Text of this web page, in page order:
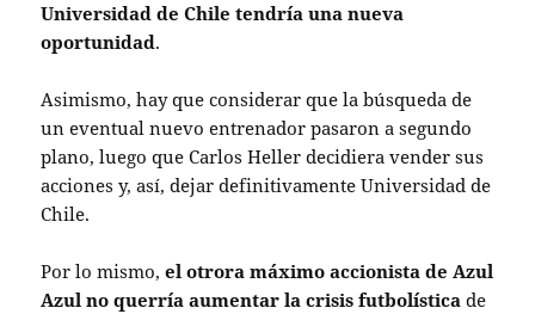
Universidad de Chile tendría una nueva
oportunidad.
Asimismo, hay que considerar que la búsqueda de
un eventual nuevo entrenador pasaron a segundo
plano, luego que Carlos Heller decidiera vender sus
acciones y, así, dejar definitivamente Universidad de
Chile.
Por lo mismo,el otrora máximo accionista de Azul
Azul no querría aumentar la crisis futbolística de